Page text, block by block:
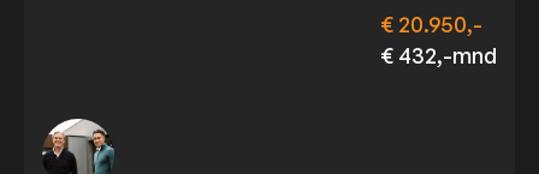
€ 20.950,-
€ 432,-mnd